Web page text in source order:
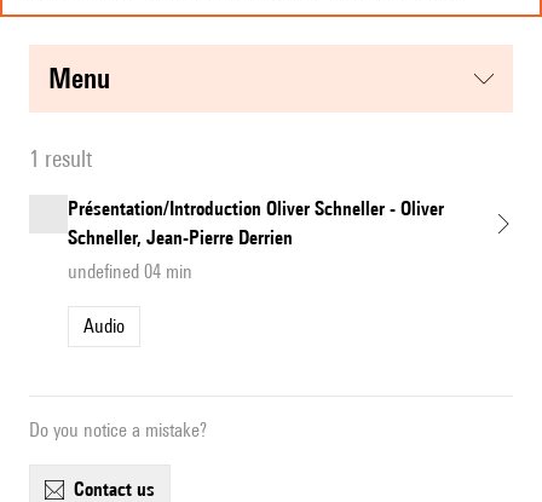
menu
1 result
Présentation/Introduction Oliver Schneller - Oliver
Schneller, Jean-Pierre Derrien
undefined 04 min
Audio
Do you notice a mistake?
contact us